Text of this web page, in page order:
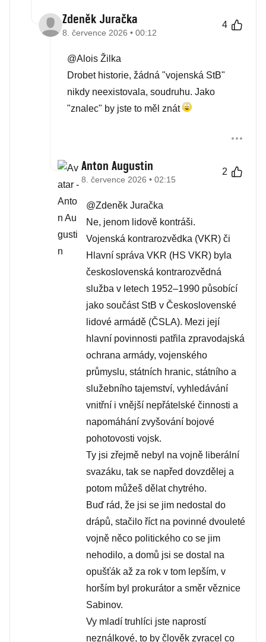
Zdeněk Juračka
8. července 2026 • 00:12
4
@Alois Žilka
Drobet historie, žádná "vojenská StB"
nikdy neexistovala, soudruhu. Jako
"znalec" by jste to měl znát
Anton Augustin
8. července 2026 • 02:15
2
@Zdeněk Juračka
Ne, jenom lidově kontráši.
Vojenská kontrarozvědka (VKR) či
Hlavní správa VKR (HS VKR) byla
československá kontrarozvědná
služba v letech 1952–1990 působící
jako součást StB v Československé
lidové armádě (ČSLA). Mezi její
hlavní povinnosti patřila zpravodajská
ochrana armády, vojenského
průmyslu, státních hranic, státního a
služebního tajemství, vyhledávání
vnitřní i vnější nepřátelské činnosti a
napomáhání zvyšování bojové
pohotovosti vojsk.
Ty jsi zřejmě nebyl na vojně liberální
svazáku, tak se napřed dovzdělej a
potom můžeš dělat chytrého.
Buď rád, že jsi se jim nedostal do
drápů, stačilo říct na povinné dvouleté
vojně něco politického co se jim
nehodilo, a domů jsi se dostal na
opušťák až za rok v tom lepším, v
horším byl prokurátor a směr věznice
Sabinov.
Vy mladí truhlíci jste naprostí
neználkové, to by člověk zvracel co